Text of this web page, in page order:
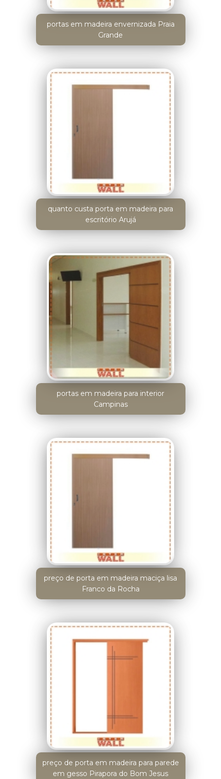
portas em madeira envernizada Praia
Grande
quanto custa porta em madeira para
escritório Arujá
portas em madeira para interior
Campinas
preço de porta em madeira maciça lisa
Franco da Rocha
preço de porta em madeira para parede
em gesso Pirapora do Bom Jesus